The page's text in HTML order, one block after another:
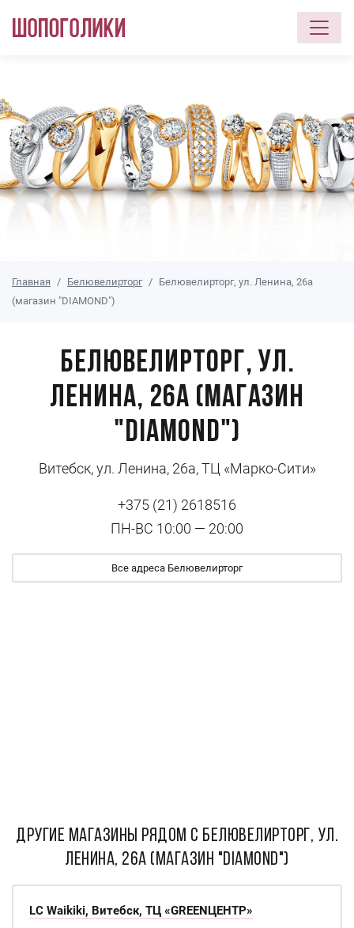
Главная Белювелирторг
Белювелирторг, ул. Ленина, 26а
(магазин "DIAMOND")
Белювелирторг, ул.
Ленина, 26а (магазин
"DIAMOND")
Витебск, ул. Ленина, 26а, ТЦ «Марко-Сити»
+375 (21) 2618516
ПН-ВС 10:00 — 20:00
Все адреса Белювелирторг
ДРУГИЕ МАГАЗИНЫ РЯДОМ С Белювелирторг, ул.
Ленина, 26а (магазин "DIAMOND")
LC Waikiki, Витебск, ТЦ «GREENЦЕНТР»